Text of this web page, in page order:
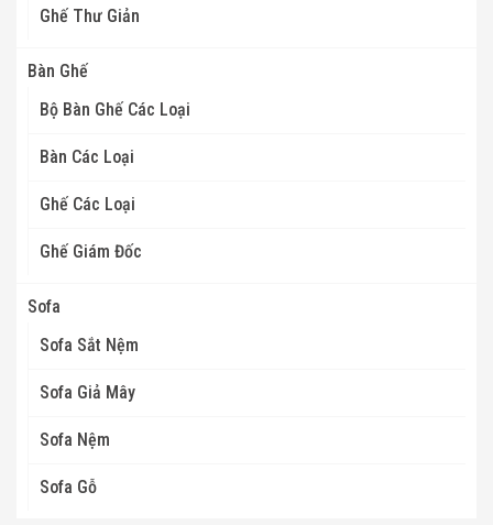
Ghế Thư Giản
Bàn Ghế
Bộ Bàn Ghế Các Loại
Bàn Các Loại
Ghế Các Loại
Ghế Giám Đốc
Sofa
Sofa Sắt Nệm
Sofa Giả Mây
Sofa Nệm
Sofa Gỗ